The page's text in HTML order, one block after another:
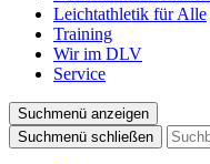
Leichtathletik für Alle
Training
Wir im DLV
Service
Suchmenü anzeigen
Suchmenü schließen